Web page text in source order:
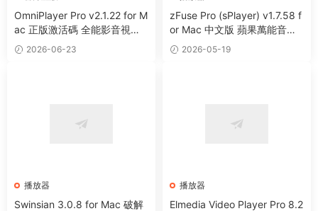
OmniPlayer Pro v2.1.22 for M
ac 正版激活碼 全能影音視頻
播放器
2026-06-23
zFuse Pro (sPlayer) v1.7.58 f
or Mac 中文版 蘋果萬能音視
頻播放器
2026-05-19
播放器
Swinsian 3.0.8 for Mac 破解
播放器
Elmedia Video Player Pro 8.2